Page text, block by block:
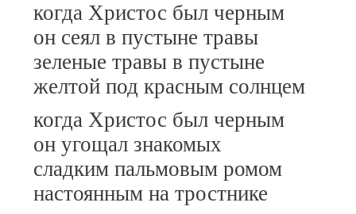
когда Христос был черным
он сеял в пустыне травы
зеленые травы в пустыне
желтой под красным солнцем
когда Христос был черным
он угощал знакомых
сладким пальмовым ромом
настоянным на тростнике